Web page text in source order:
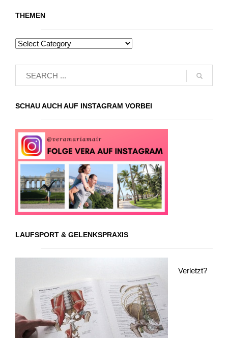
THEMEN
SCHAU AUCH AUF INSTAGRAM VORBEI
LAUFSPORT & GELENKSPRAXIS
Verletzt?